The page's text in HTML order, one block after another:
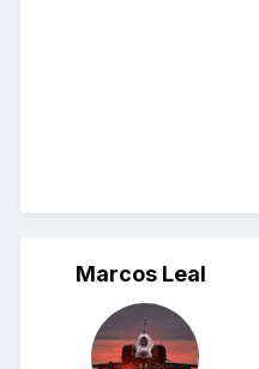
Marcos Leal